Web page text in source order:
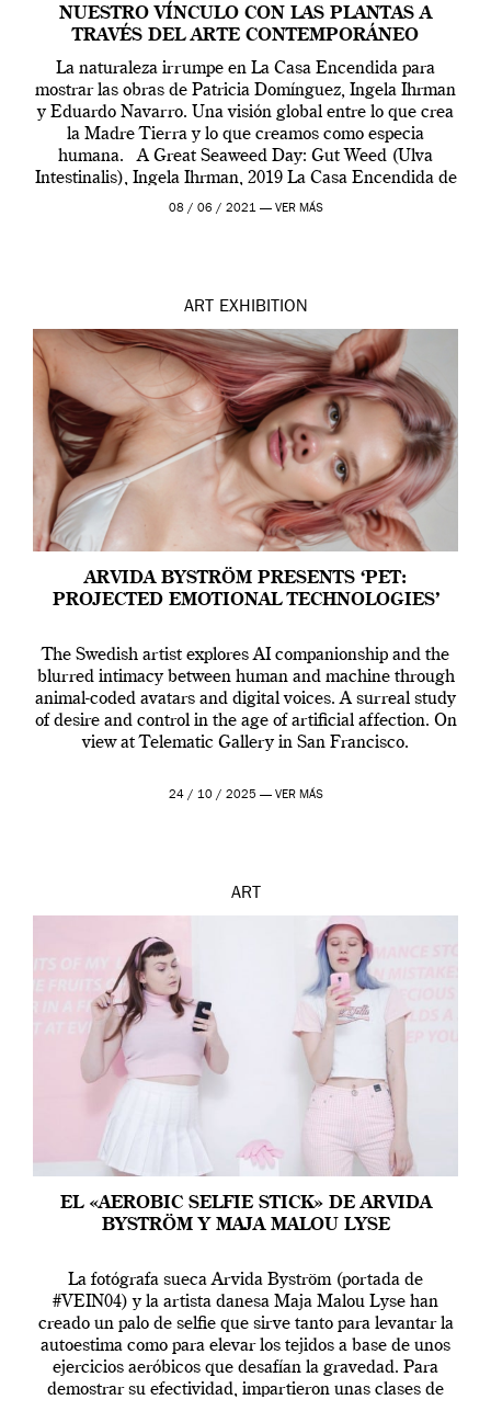
NUESTRO VÍNCULO CON LAS PLANTAS A
TRAVÉS DEL ARTE CONTEMPORÁNEO
La naturaleza irrumpe en La Casa Encendida para
mostrar las obras de Patricia Domínguez, Ingela Ihrman
y Eduardo Navarro. Una visión global entre lo que crea
la Madre Tierra y lo que creamos como especia
humana. A Great Seaweed Day: Gut Weed (Ulva
Intestinalis), Ingela Ihrman, 2019 La Casa Encendida de
Madrid y la Wellcome […]
08 / 06 / 2021 — VER MÁS
ART EXHIBITION
ARVIDA BYSTRÖM PRESENTS ‘PET:
PROJECTED EMOTIONAL TECHNOLOGIES’
The Swedish artist explores AI companionship and the
blurred intimacy between human and machine through
animal-coded avatars and digital voices. A surreal study
of desire and control in the age of artificial affection. On
view at Telematic Gallery in San Francisco.
24 / 10 / 2025 — VER MÁS
ART
EL «AEROBIC SELFIE STICK» DE ARVIDA
BYSTRÖM Y MAJA MALOU LYSE
La fotógrafa sueca Arvida Byström (portada de
#VEIN04) y la artista danesa Maja Malou Lyse han
creado un palo de selfie que sirve tanto para levantar la
autoestima como para elevar los tejidos a base de unos
ejercicios aeróbicos que desafían la gravedad. Para
demostrar su efectividad, impartieron unas clases de